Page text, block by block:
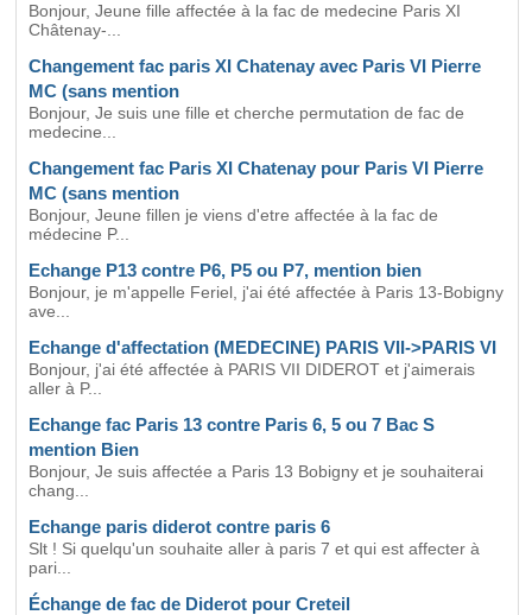
Bonjour, Jeune fille affectée à la fac de medecine Paris XI
Châtenay-...
Changement fac paris XI Chatenay avec Paris VI Pierre
MC (sans mention
Bonjour, Je suis une fille et cherche permutation de fac de
medecine...
Changement fac Paris XI Chatenay pour Paris VI Pierre
MC (sans mention
Bonjour, Jeune fillen je viens d'etre affectée à la fac de
médecine P...
Echange P13 contre P6, P5 ou P7, mention bien
Bonjour, je m'appelle Feriel, j'ai été affectée à Paris 13-Bobigny
ave...
Echange d'affectation (MEDECINE) PARIS VII->PARIS VI
Bonjour, j'ai été affectée à PARIS VII DIDEROT et j'aimerais
aller à P...
Echange fac Paris 13 contre Paris 6, 5 ou 7 Bac S
mention Bien
Bonjour, Je suis affectée a Paris 13 Bobigny et je souhaiterai
chang...
Echange paris diderot contre paris 6
Slt ! Si quelqu'un souhaite aller à paris 7 et qui est affecter à
pari...
Échange de fac de Diderot pour Creteil